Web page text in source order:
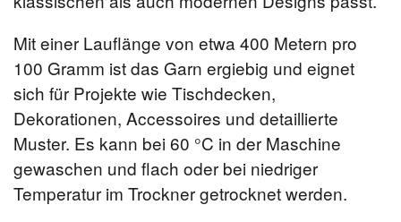
Mit einer Lauflänge von etwa 400 Metern pro
100 Gramm ist das Garn ergiebig und eignet
sich für Projekte wie Tischdecken,
Dekorationen, Accessoires und detaillierte
Muster. Es kann bei 60 °C in der Maschine
gewaschen und flach oder bei niedriger
Temperatur im Trockner getrocknet werden.